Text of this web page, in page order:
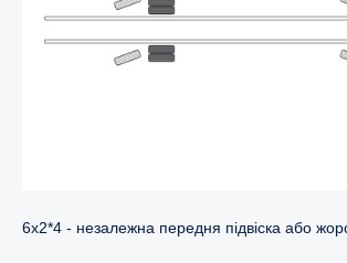
6x2*4 - незалежна передня підвіска або